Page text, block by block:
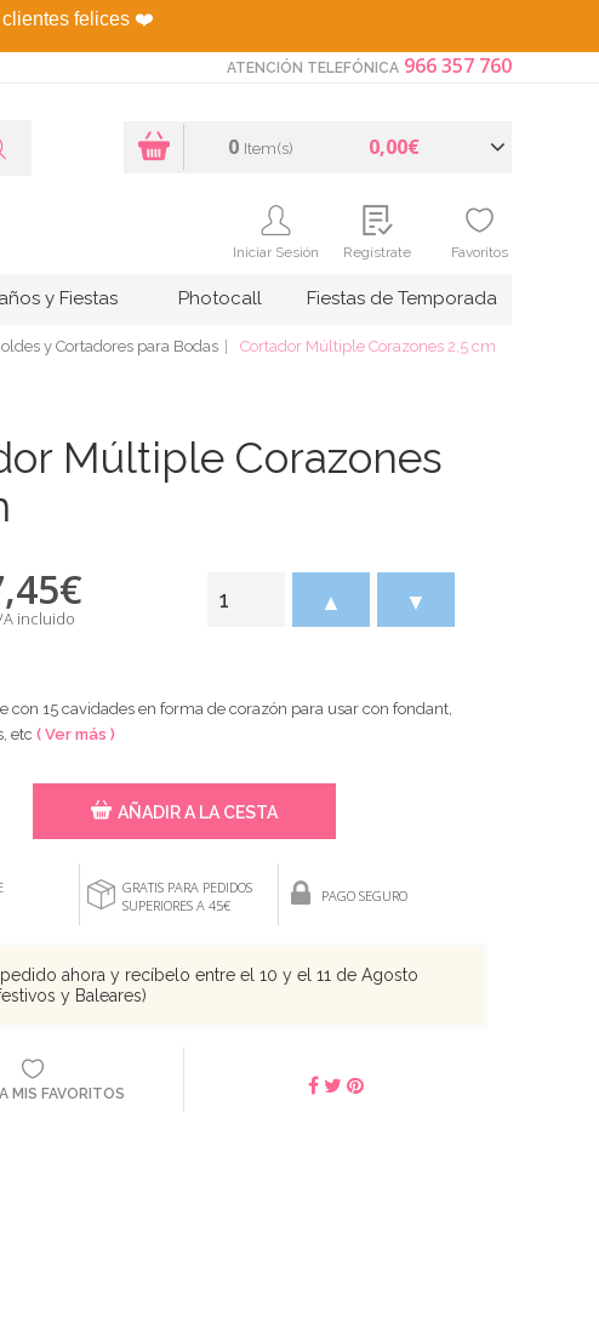
clientes felices ❤️
ATENCIÓN TELEFÓNICA 966 357 760
0 Item(s) 0,00€
Iniciar Sesión Regístrate Favoritos
y Fiestas Photocall Fiestas de Temporada
y Cortadores para Bodas Cortador Múltiple Corazones 2,5 cm
Múltiple Corazones
€
incluido
▲ ▼
con 15 cavidades en forma de corazón para usar con fondant,
etc ( Ver más )
AÑADIR A LA CESTA
GRATIS PARA PEDIDOS
SUPERIORES A 45€
PAGO SEGURO
ahora y recíbelo entre el 10 y el 11 de Agosto
y Baleares)
MIS FAVORITOS